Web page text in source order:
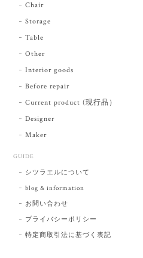
Chair
Storage
Table
Other
Interior goods
Before repair
Current product (現行品）
Designer
Maker
GUIDE
シツラエルについて
blog & information
お問い合わせ
プライバシーポリシー
特定商取引法に基づく表記